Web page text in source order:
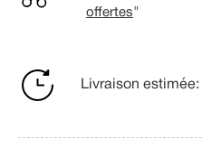
offertes"
Livraison estimée: